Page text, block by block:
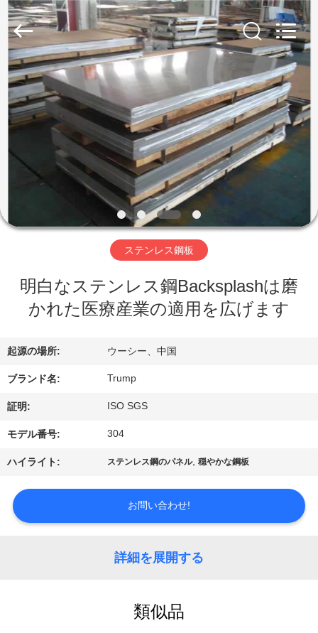
家
へ
製
ビ
オ
た
し
た
ち
つ
supplier.
Copyright
2020
2026
WUXI
HONGJINMILAI
STEEL
CO.,LTD.
Rights
Reserved.
ステンレス鋼板
明白なステンレス鋼Backsplashは磨
かれた医療産業の適用を広げます
起源の場所: ウーシー、中国
ブランド名: Trump
証明: ISO SGS
モデル番号: 304
ハイライト: ステンレス鋼のパネル,穏やかな鋼板
お問い合わせ!
詳細を展開する
類似品